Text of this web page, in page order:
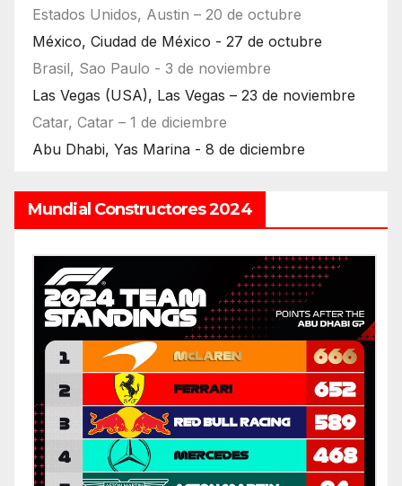
Estados Unidos, Austin – 20 de octubre
México, Ciudad de México - 27 de octubre
Brasil, Sao Paulo - 3 de noviembre
Las Vegas (USA), Las Vegas – 23 de noviembre
Catar, Catar – 1 de diciembre
Abu Dhabi, Yas Marina - 8 de diciembre
Mundial Constructores 2024